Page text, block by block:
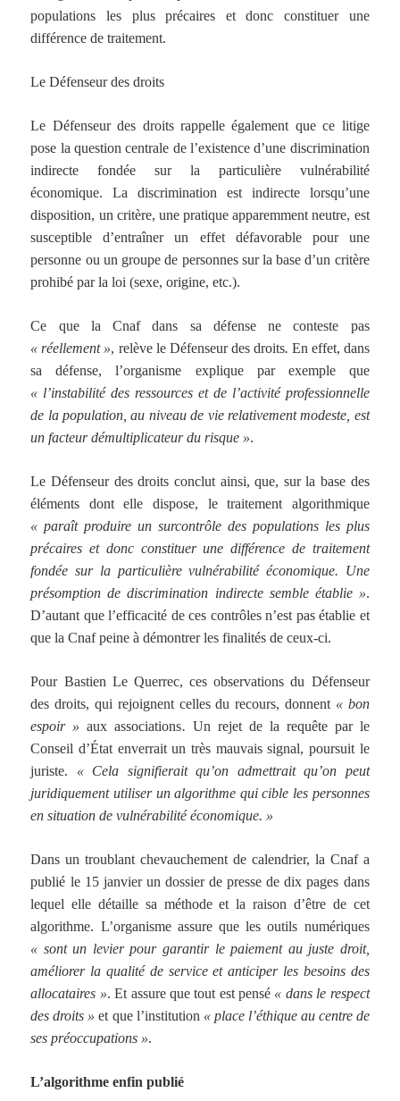
populations les plus précaires et donc constituer une
différence de traitement.
Le Défenseur des droits
Le Défenseur des droits rappelle également que ce litige
pose la question centrale de l’existence d’une discrimination
indirecte fondée sur la particulière vulnérabilité
économique. La discrimination est indirecte lorsqu’une
disposition, un critère, une pratique apparemment neutre, est
susceptible d’entraîner un effet défavorable pour une
personne ou un groupe de personnes sur la base d’un critère
prohibé par la loi (sexe, origine, etc.).
Ce que la Cnaf dans sa défense ne conteste pas
« réellement », relève le Défenseur des droits. En effet, dans
sa défense, l’organisme explique par exemple que
« l’instabilité des ressources et de l’activité professionnelle
de la population, au niveau de vie relativement modeste, est
un facteur démultiplicateur du risque ».
Le Défenseur des droits conclut ainsi, que, sur la base des
éléments dont elle dispose, le traitement algorithmique
« paraît produire un surcontrôle des populations les plus
précaires et donc constituer une différence de traitement
fondée sur la particulière vulnérabilité économique. Une
présomption de discrimination indirecte semble établie ».
D’autant que l’efficacité de ces contrôles n’est pas établie et
que la Cnaf peine à démontrer les finalités de ceux-ci.
Pour Bastien Le Querrec, ces observations du Défenseur
des droits, qui rejoignent celles du recours, donnent « bon
espoir »aux associations. Un rejet de la requête par le
Conseil d’État enverrait un très mauvais signal, poursuit le
juriste. « Cela signifierait qu’on admettrait qu’on peut
juridiquement utiliser un algorithme qui cible les personnes
en situation de vulnérabilité économique. »
Dans un troublant chevauchement de calendrier, la Cnaf a
publié le 15 janvier un dossier de presse de dix pages dans
lequel elle détaille sa méthode et la raison d’être de cet
algorithme. L’organisme assure que les outils numériques
« sont un levier pour garantir le paiement au juste droit,
améliorer la qualité de service et anticiper les besoins des
allocataires ». Et assure que tout est pensé « dans le respect
des droits » et que l’institution « place l’éthique au centre de
ses préoccupations ».
L’algorithme enfin publié